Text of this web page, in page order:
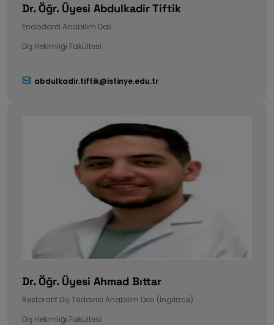
Dr. Öğr. Üyesi Abdulkadir Tiftik
Endodonti Anabilim Dalı
Diş Hekimliği Fakültesi
abdulkadir.tiftik@istinye.edu.tr
Dr. Öğr. Üyesi Ahmad Bıttar
Restoratif Diş Tedavisi Anabilim Dalı (İngilizce)
Diş Hekimliği Fakültesi